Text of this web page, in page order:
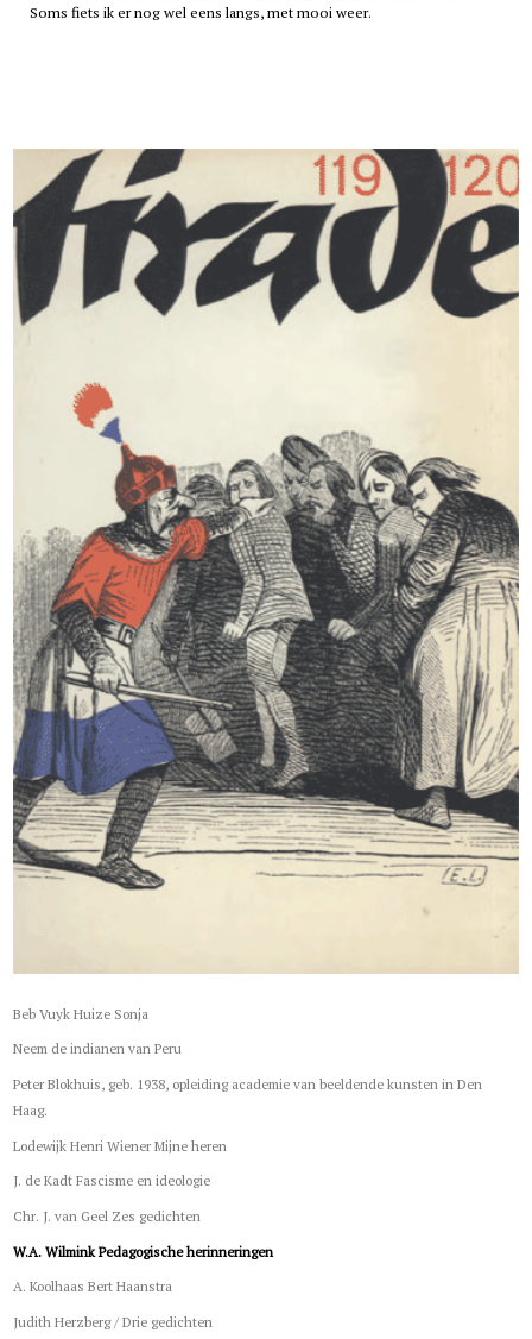
Soms fiets ik er nog wel eens langs, met mooi weer.
Beb Vuyk Huize Sonja
Neem de indianen van Peru
Peter Blokhuis, geb. 1938, opleiding academie van beeldende kunsten in Den
Haag.
Lodewijk Henri Wiener Mijne heren
J. de Kadt Fascisme en ideologie
Chr. J. van Geel Zes gedichten
W.A. Wilmink Pedagogische herinneringen
A. Koolhaas Bert Haanstra
Judith Herzberg / Drie gedichten